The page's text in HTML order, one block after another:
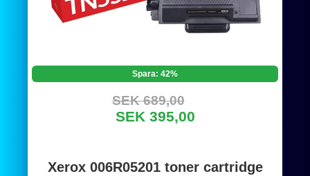
Spara: 42%
SEK 689,00
SEK 395,00
Xerox 006R05201 toner cartridge